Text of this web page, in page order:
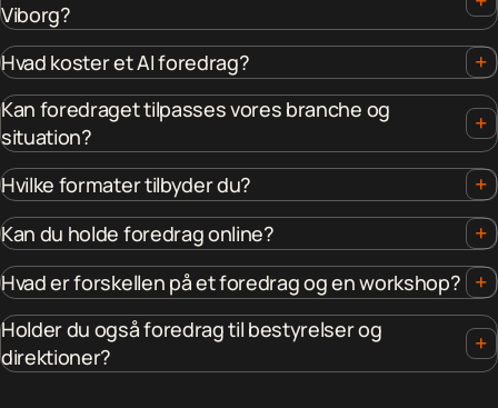
Viborg?
Hvad koster et AI foredrag? +
Kan foredraget tilpasses vores branche og
situation?
+
Hvilke formater tilbyder du? +
Kan du holde foredrag online? +
Hvad er forskellen på et foredrag og en workshop? +
Holder du også foredrag til bestyrelser og
direktioner?
+